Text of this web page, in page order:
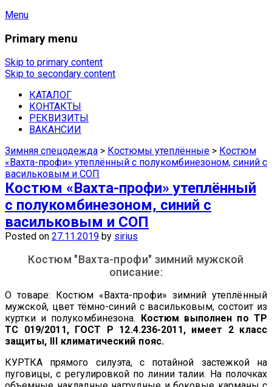
Menu
Спецодежда в Самаре —
магазины Сириус
Купить спецодежду, спецобувь,
средства защиты недорого можно в
наших магазинах в Самаре.
Primary menu
Skip to primary content
Skip to secondary content
КАТАЛОГ
КОНТАКТЫ
РЕКВИЗИТЫ
ВАКАНСИИ
Зимняя спецодежда > Костюмы утеплённые > Костюм
«Вахта-профи» утеплённый с полукомбинезоном, синий с
васильковым и СОП
Костюм «Вахта-профи» утеплённый
с полукомбинезоном, синий с
васильковым и СОП
Posted on 27.11.2019 by sirius
Костюм "Вахта-профи" зимний мужской
описание:
О товаре: Костюм «Вахта-профи» зимний утеплённый
мужской, цвет тёмно-синий с васильковым, состоит из
куртки и полукомбинезона.
Костюм выполнен по ТР
ТС 019/2011, ГОСТ Р 12.4.236-2011, имеет 2 класс
защиты, III климатический пояс.
КУРТКА прямого силуэта, с потайной застежкой на
пуговицы, с регулировкой по линии талии. На полочках